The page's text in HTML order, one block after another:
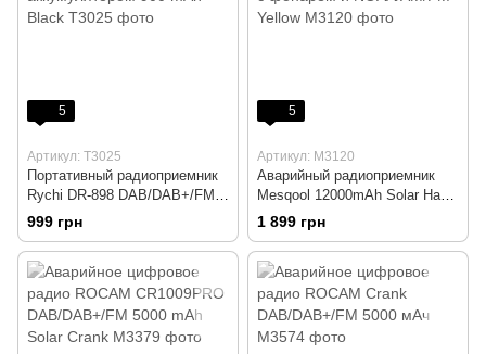
5
Артикул: T3025
Портативный радиоприемник
Rychi DR-898 DAB/DAB+/FM с
аккумулятором 900 mAh Black
999 грн
5
Артикул: M3120
Аварийный радиоприемник
Mesqool 12000mAh Solar Hand
Crank с фонарем и
NOAA/AM/FM Yellow
1 899 грн